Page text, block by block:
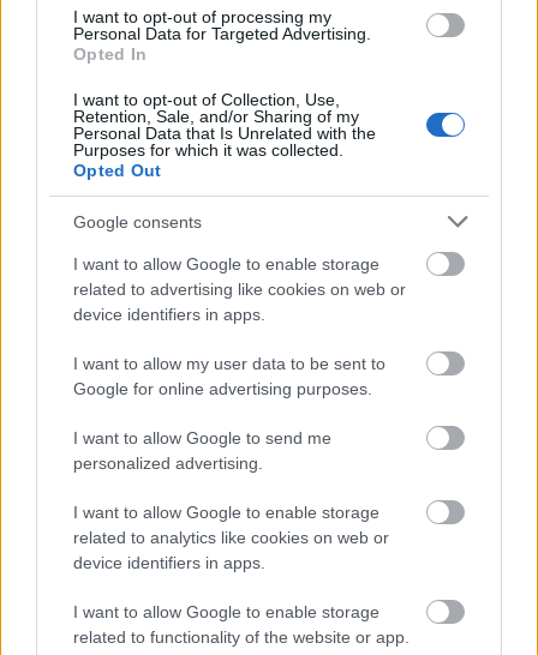
I want to opt-out of processing my
Personal Data for Targeted Advertising.
Opted In
I want to opt-out of Collection, Use,
Retention, Sale, and/or Sharing of my
Personal Data that Is Unrelated with the
Purposes for which it was collected.
Opted Out
Google consents
I want to allow Google to enable storage
related to advertising like cookies on web or
device identifiers in apps.
I want to allow my user data to be sent to
Google for online advertising purposes.
I want to allow Google to send me
personalized advertising.
I want to allow Google to enable storage
related to analytics like cookies on web or
device identifiers in apps.
I want to allow Google to enable storage
related to functionality of the website or app.
engedték Ocskay bácsit alkotni...
A MOL liga is tiszteletre méltó kisérlet, hogy nem
továbbra is egy lehetőség.
A játék az más, azt nem az elnökség játsza, de a szöv.
kapitányok kiválasztása /leszámolás a szlovák
nihillel, amerikai nyitás minden korosztályban/
feltétlenül jó húzás volt.
differenciálatlanul korlátozzák az idegenlégiósok
foglalkoztatását.Legyen a magyar /MOL/ ligában is
pontrendszer, mint az EBEL-ben, az sokkal
értelmesebben és differenciáltabban müködhetne
Az irány tehát alapvetően jónak tűnik, csak tartani
kellene....
16 éve
A Pannon csak Magyarországon Pannon, már régóta
átveszi ezt a nevet. Svédországban szinte minden
hokipályán látni a logójukat.